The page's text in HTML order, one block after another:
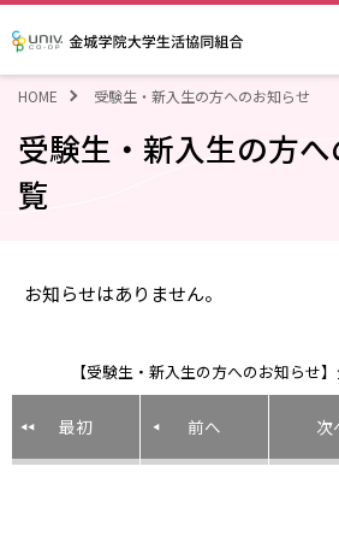
金城学院
HOME 受験生・新入生の方へのお知らせ
受験生・新入生の方
覧
お知らせはありません。
【受験生・新入生の方へのお知らせ
最初 前へ 次